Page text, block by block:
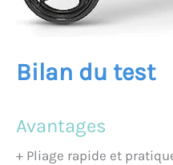
Bilan du test
Avantages
+ Pliage rapide et